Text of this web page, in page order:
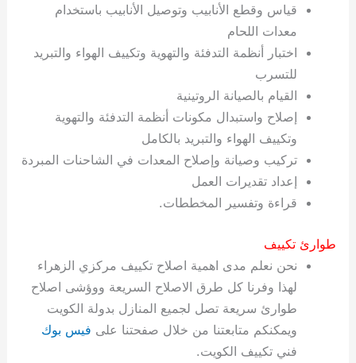
قياس وقطع الأنابيب وتوصيل الأنابيب باستخدام
معدات اللحام
اختبار أنظمة التدفئة والتهوية وتكييف الهواء والتبريد
للتسرب
القيام بالصيانة الروتينية
إصلاح واستبدال مكونات أنظمة التدفئة والتهوية
وتكييف الهواء والتبريد بالكامل
تركيب وصيانة وإصلاح المعدات في الشاحنات المبردة
إعداد تقديرات العمل
قراءة وتفسير المخططات.
طوارئ تكييف
نحن نعلم مدى اهمية اصلاح تكييف مركزي الزهراء
لهذا وفرنا كل طرق الاصلاح السريعة ووؤشى اصلاح
طوارئ سريعة تصل لجميع المنازل بدولة الكويت
ويمكنكم متابعتنا من خلال صفحتنا على فيس بوك
فني تكييف الكويت.